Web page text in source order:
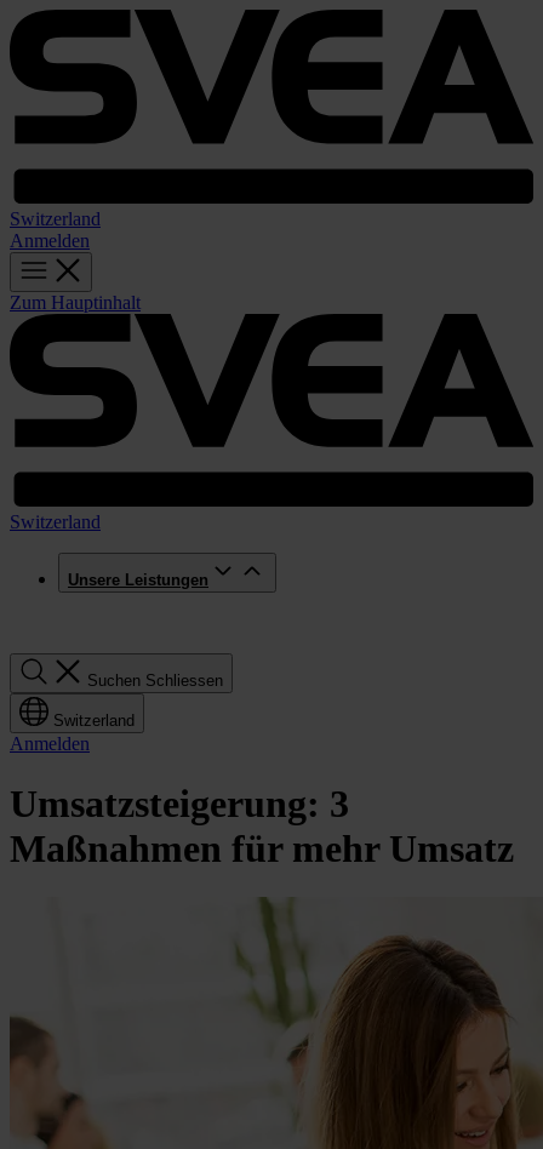
Switzerland
Anmelden
Zum Hauptinhalt
Switzerland
Unsere Leistungen
Suchen Schliessen
Switzerland
Anmelden
Umsatzsteigerung: 3
Maßnahmen für mehr Umsatz